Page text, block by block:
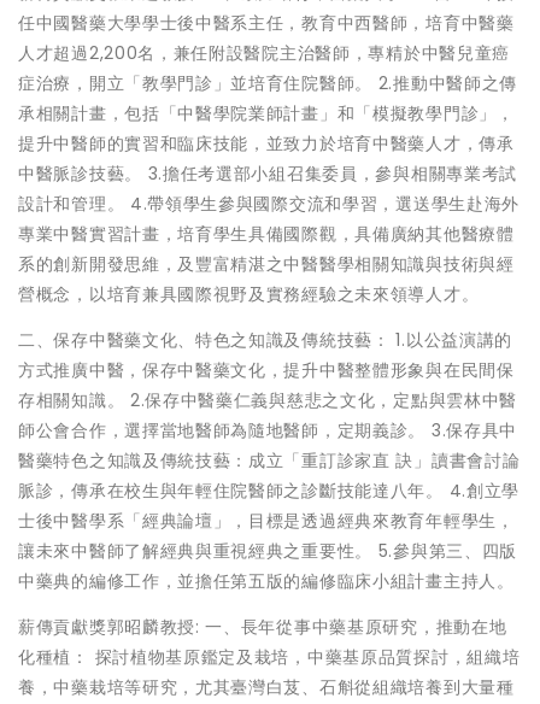
任中國醫藥大學學士後中醫系主任，教育中西醫師，培育中醫藥
人才超過2,200名，兼任附設醫院主治醫師，專精於中醫兒童癌
症治療，開立「教學門診」並培育住院醫師。 2.推動中醫師之傳
承相關計畫，包括「中醫學院業師計畫」和「模擬教學門診」，
提升中醫師的實習和臨床技能，並致力於培育中醫藥人才，傳承
中醫脈診技藝。 3.擔任考選部小組召集委員，參與相關專業考試
設計和管理。 4.帶領學生參與國際交流和學習，選送學生赴海外
專業中醫實習計畫，培育學生具備國際觀，具備廣納其他醫療體
系的創新開發思維，及豐富精湛之中醫醫學相關知識與技術與經
營概念，以培育兼具國際視野及實務經驗之未來領導人才。
二、保存中醫藥文化、特色之知識及傳統技藝： 1.以公益演講的
方式推廣中醫，保存中醫藥文化，提升中醫整體形象與在民間保
存相關知識。 2.保存中醫藥仁義與慈悲之文化，定點與雲林中醫
師公會合作，選擇當地醫師為隨地醫師，定期義診。 3.保存具中
醫藥特色之知識及傳統技藝：成立「重訂診家直 訣」讀書會討論
脈診，傳承在校生與年輕住院醫師之診斷技能達八年。 4.創立學
士後中醫學系「經典論壇」，目標是透過經典來教育年輕學生，
讓未來中醫師了解經典與重視經典之重要性。 5.參與第三、四版
中藥典的編修工作，並擔任第五版的編修臨床小組計畫主持人。
薪傳貢獻獎郭昭麟教授: 一、長年從事中藥基原研究，推動在地
化種植： 探討植物基原鑑定及栽培，中藥基原品質探討，組織培
養，中藥栽培等研究，尤其臺灣白芨、石斛從組織培養到大量種